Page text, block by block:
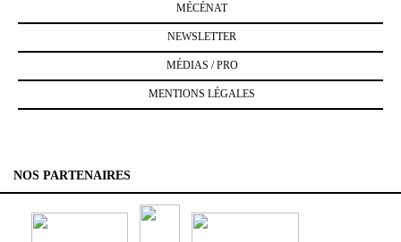
MÉCÉNAT
NEWSLETTER
MÉDIAS / PRO
MENTIONS LÉGALES
NOS PARTENAIRES